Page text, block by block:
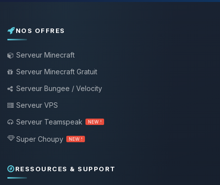
NOS OFFRES
Serveur Minecraft
Serveur Minecraft Gratuit
Serveur Bungee / Velocity
Serveur VPS
Serveur Teamspeak
NEW !
Super Choupy NEW !
RESSOURCES & SUPPORT